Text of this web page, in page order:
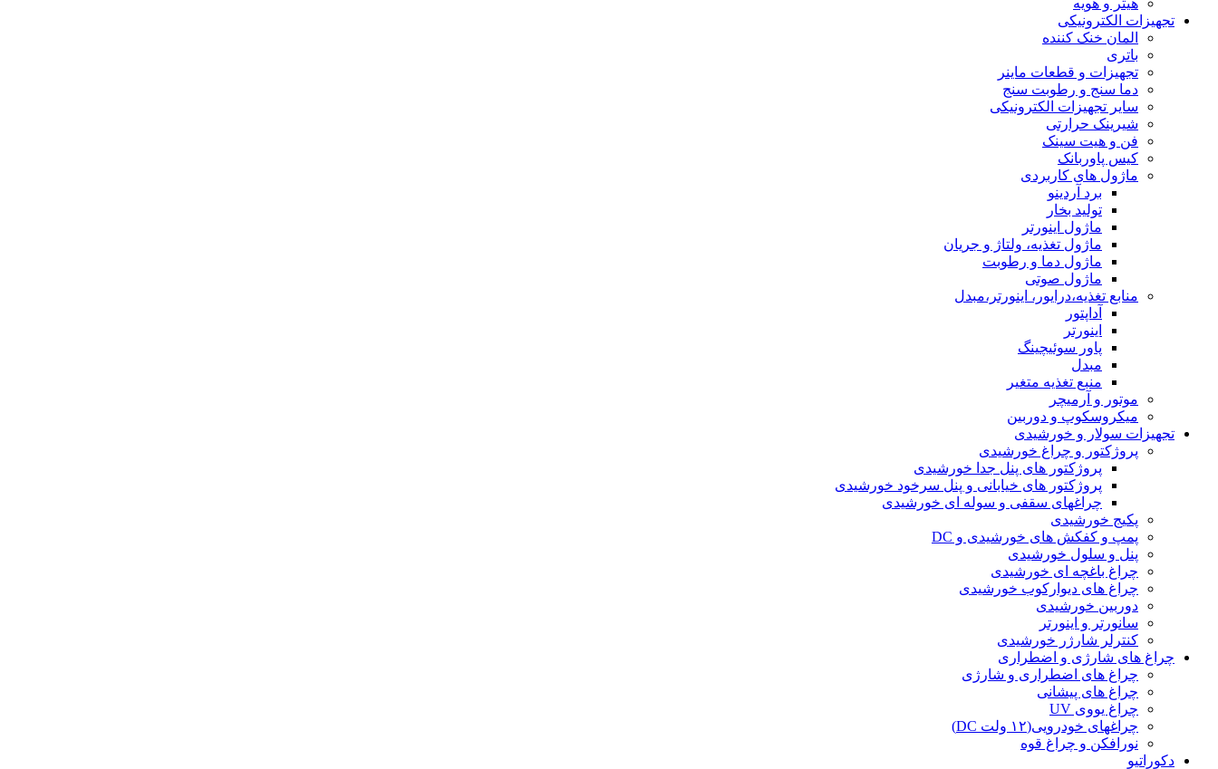
هیتر و هویه
تجهیزات الکترونیکی
المان خنک کننده
باتری
تجهیزات و قطعات ماینر
دما سنج و رطوبت سنج
سایر تجهیزات الکترونیکی
شیرینک حرارتی
فن و هیت سینک
کیس پاوربانک
ماژول های کاربردی
برد آردینو
تولید بخار
ماژول اینورتر
ماژول تغذیه، ولتاژ و جریان
ماژول دما و رطوبت
ماژول صوتی
منابع تغذیه،درایور، اینورتر،مبدل
آداپتور
اینورتر
پاور سوئیچینگ
مبدل
منبع تغذیه متغیر
موتور و آرمیچر
میکروسکوپ و دوربین
تجهیزات سولار و خورشیدی
پروژکتور و چراغ خورشیدی
پروژکتور های پنل جدا خورشیدی
پروژکتور های خیابانی و پنل سرخود خورشیدی
چراغهای سقفی و سوله ای خورشیدی
پکیج خورشیدی
پمپ و کفکش های خورشیدی و DC
پنل و سلول خورشیدی
چراغ باغچه ای خورشیدی
چراغ های دیوارکوب خورشیدی
دوربین خورشیدی
سانورتر و اینورتر
کنترلر شارژر خورشیدی
چراغ های شارژی و اضطراری
چراغ های اضطراری و شارژی
چراغ های پیشانی
چراغ یووی UV
چراغهای خودرویی(۱۲ ولت DC)
نورافکن و چراغ قوه
دکوراتیو